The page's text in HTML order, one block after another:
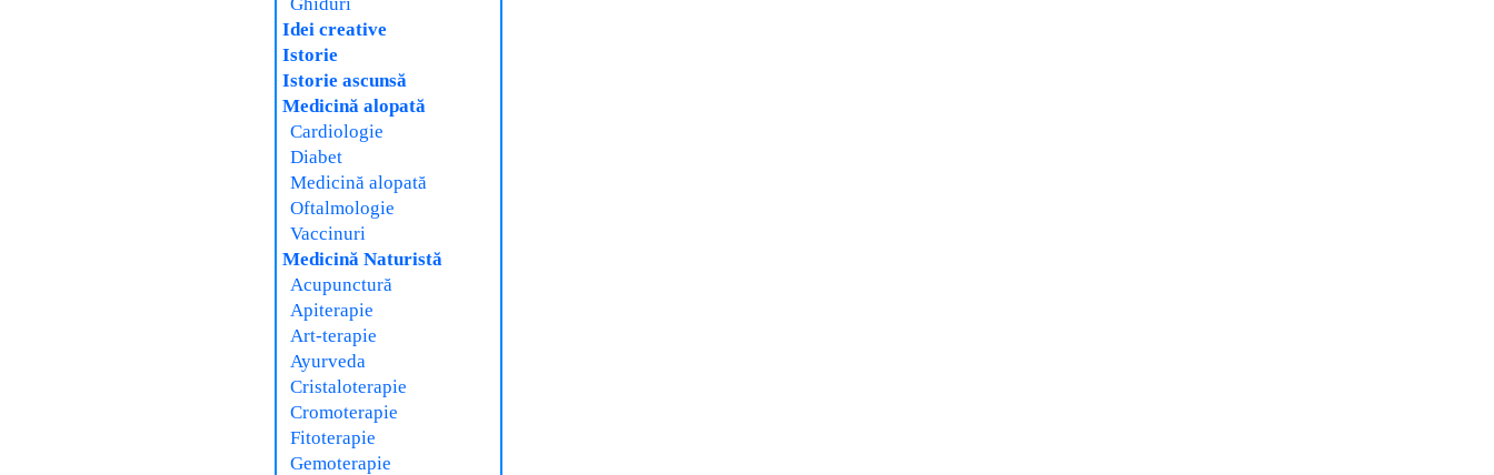
Idei creative
Istorie
Istorie ascunsă
Medicină alopată
Cardiologie
Diabet
Medicină alopată
Oftalmologie
Vaccinuri
Medicină Naturistă
Acupunctură
Apiterapie
Art-terapie
Ayurveda
Cristaloterapie
Cromoterapie
Fitoterapie
Gemoterapie